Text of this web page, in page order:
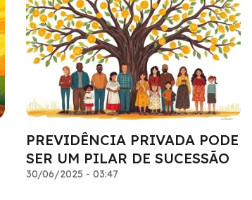
PREVIDÊNCIA PRIVADA PODE
SER UM PILAR DE SUCESSÃO
30/06/2025 - 03:47